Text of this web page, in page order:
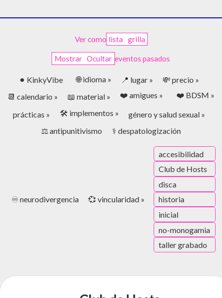
Ver como lista grilla
Mostrar Ocultar eventos pasados
⚫︎ KinkyVibe 🌐 idioma » 📍 lugar »
💸 precio »
📆 calendario »
📖 material » ❤️ amigues » ❤️ BDSM »
prácticas » 🛠️ implementos »
género y salud sexual »
⚖️ antipunitivismo
⚕️ despatologización
♾️ neurodivergencia 💞 vincularidad »
accesibilidad
Club de Hosts
disca
historia
inicial
no-monogamia
taller grabado